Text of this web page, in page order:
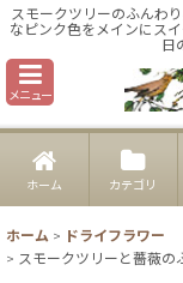
スモークツリーのふんわ
なピンク色をメインにス
日
メニュー
ホーム カテゴリ
ホーム > ドライフラワー
> スモークツリーと薔薇の